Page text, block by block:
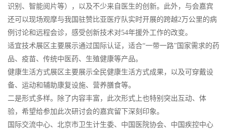
识别、智能阅片等），以及不少来自医生的创新。此外，与会嘉宾
还可以现场观摩与我国驻赞比亚医疗队实时开展的跨越2万公里的病
例讨论和远程会诊，感受创新技术对54年援外工作的改变。
适宜技术展区主要展示通过国际认证，适合“一带一路”国家需求的药
品、疫苗、传统中医药、生殖健康等产品。
健康生活方式展区主要展示全民健康生活方式成果，以及可穿戴设
备、运动和辅助康复设施、营养膳食等。
二是形式多样。除了内容丰富，此次形式上也特别突出互动、体
验，希望给参加此次研讨会的嘉宾留下深刻印象。
国际交流中心、北京市卫生计生委、中国医院协会、中国疾控中心